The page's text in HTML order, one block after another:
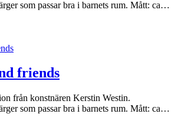
som passar bra i barnets rum. Mått: ca…
friends
från konstnären Kerstin Westin.
som passar bra i barnets rum. Mått: ca…